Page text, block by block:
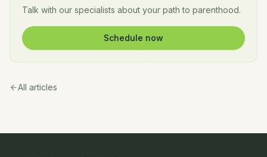
Talk with our specialists about your path to parenthood.
Schedule now
All articles